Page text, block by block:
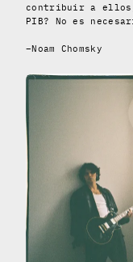
contribuir a ellos,
PIB? No es
–Noam Chomsky